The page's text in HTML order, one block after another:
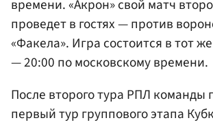
времени. «Акрон» свой матч
проведет в гостях — против
«Факела». Игра состоится в тот
— 20:00 по московскому времени.
После второго тура РПЛ команды
первый тур группового этапа